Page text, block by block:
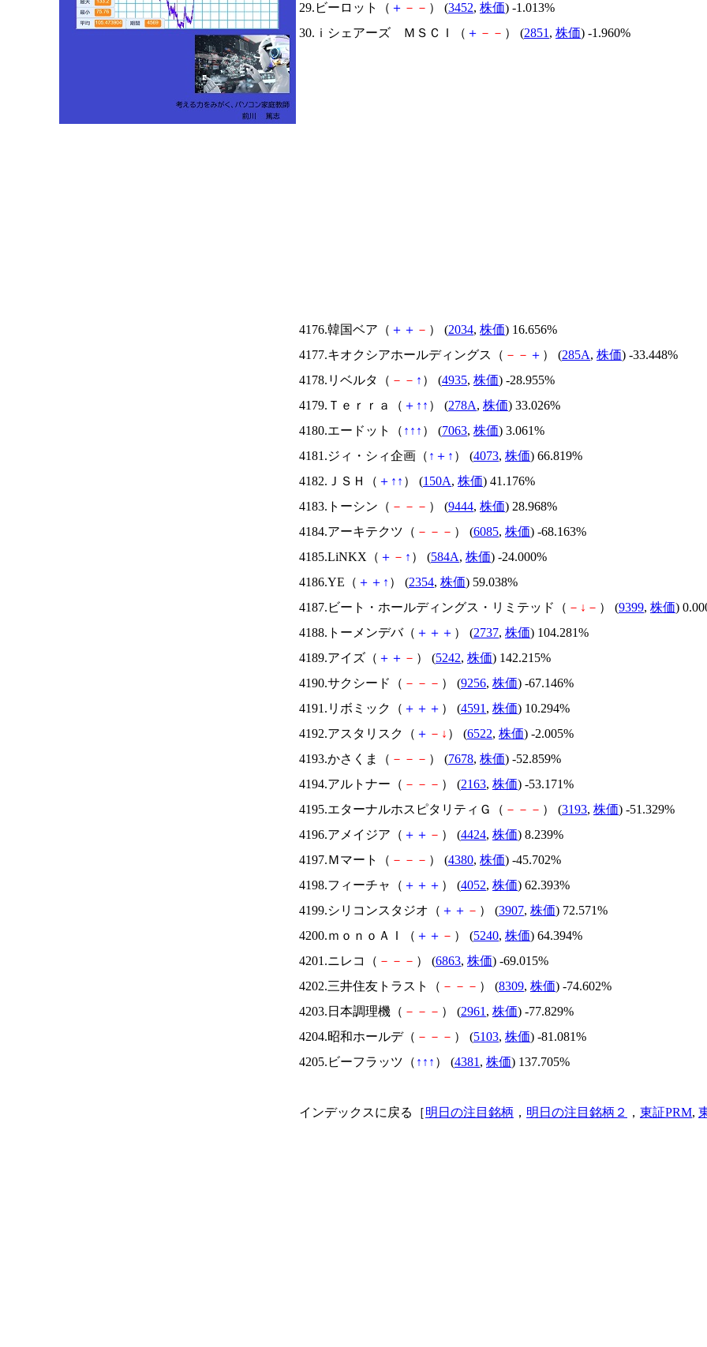
29.ビーロット（ ＋ － － ） (3452, 株価) -1.013%
30.ｉシェアーズ ＭＳＣＩ（ ＋ － － ） (2851 , 株価) -1.960%
4176.韓国ベア（ ＋ ＋ － ） (2034, 株価) 16.656%
4177.キオクシアホールディングス（ － － ＋ ） (285A, 株価) -33.448%
4178.リベルタ（ － － ↑ ） (4935, 株価) -28.955%
4179.Ｔｅｒｒａ（ ＋ ↑ ↑ ） (278A, 株価) 33.026%
4180.エードット（ ↑ ↑ ↑ ） (7063, 株価) 3.061%
4181.ジィ・シィ企画（ ↑ ＋ ↑ ） (4073, 株価) 66.819%
4182.ＪＳＨ（ ＋ ↑ ↑ ） (150A, 株価) 41.176%
4183.トーシン（ － － － ） (9444, 株価) 28.968%
4184.アーキテクツ（ － － － ） (6085, 株価) -68.163%
4185.LiNKX（ ＋ － ↑ ） (584A, 株価) -24.000%
4186.YE（ ＋ ＋ ↑ ） (2354, 株価) 59.038%
4187.ビート・ホールディングス・リミテッド（ － ↓ － ） (9399, 株価)
4188.トーメンデバ（ ＋ ＋ ＋ ） (2737, 株価) 104.281%
4189.アイズ（ ＋ ＋ － ） (5242, 株価) 142.215%
4190.サクシード（ － － － ） (9256, 株価) -67.146%
4191.リボミック（ ＋ ＋ ＋ ） (4591 , 株価) 10.294%
4192.アスタリスク（ ＋ － ↓ ） (6522, 株価) -2.005%
4193.かさくま（ － － － ） (7678, 株価) -52.859%
4194.アルトナー（ － － － ） (2163, 株価) -53.171%
4195.エターナルホスピタリティＧ（ － － － ） (3193, 株価) -51.329%
4196.アメイジア（ ＋ ＋ － ） (4424, 株価) 8.239%
4197.Ｍマート（ － － － ） (4380, 株価) -45.702%
4198.フィーチャ（ ＋ ＋ ＋ ） (4052, 株価) 62.393%
4199.シリコンスタジオ（ ＋ ＋ － ） (3907, 株価) 72.571%
4200.ｍｏｎｏＡＩ（ ＋ ＋ － ） (5240, 株価) 64.394%
4201.ニレコ（ － － － ） (6863, 株価) -69.015%
4202.三井住友トラスト（ － － － ） (8309, 株価) -74.602%
4203.日本調理機（ － － － ） (2961 , 株価) -77.829%
4204.昭和ホールデ（ － － － ） (5103, 株価) -81.081%
4205.ビーフラッツ（ ↑ ↑ ↑ ） (4381 , 株価) 137.705%
インデックスに戻る［明日の注目銘柄 ， 明日の注目銘柄２ ， 東証PRM,